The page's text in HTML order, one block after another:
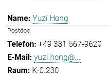
Yuzi Hong
Postdoc
+49 331 567-9620
yuzi.hong@...
K-0.230